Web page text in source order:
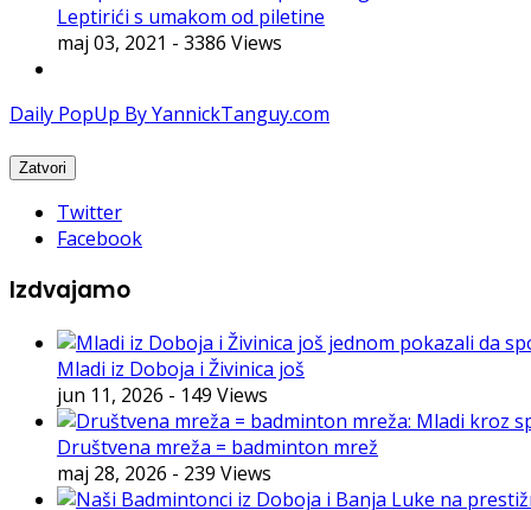
Leptirići s umakom od piletine
maj 03, 2021 - 3386 Views
Daily PopUp By YannickTanguy.com
Twitter
Facebook
Izdvajamo
Mladi iz Doboja i Živinica još
jun 11, 2026 - 149 Views
Društvena mreža = badminton mrež
maj 28, 2026 - 239 Views